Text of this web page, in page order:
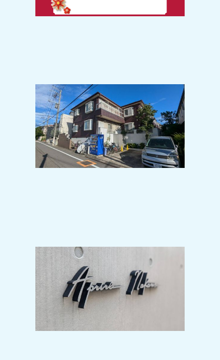
2024-11-08
広大な敷地の善福寺公園徒歩圏内！！
閑静な住宅地で生活環境GOODなお部
屋です＾＾
2024-10-28
駅前再開発で目が離せない人気の中野
駅で人気の1LDKタイプの募集開始！施
工は安心の大成建設♪